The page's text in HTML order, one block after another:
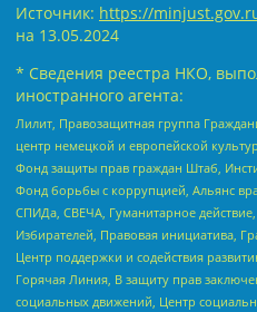
Источник: https://
на 13.05.2024
* Сведения реестра НКО,
иностранного агента:
Лилит, Правозащитная группа
центр немецкой и европейской
Фонд защиты прав граждан Штаб,
Фонд борьбы с коррупцией, Альянс
СПИДа, СВЕЧА, Гуманитарное
Избирателей, Правовая инициатива,
Центр поддержки и содействия
Горячая Линия, В защиту прав
социальных движений, Центр